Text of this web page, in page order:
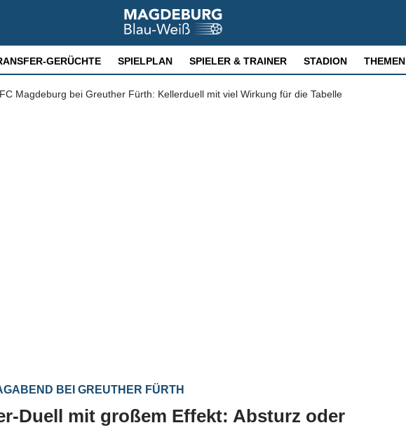
GERÜCHTE SPIELPLAN SPIELER & TRAINER STADION THEMEN
Magdeburg bei Greuther Fürth: Kellerduell mit viel Wirkung für die Tabelle
BEI GREUTHER FÜRTH
Duell mit großem Effekt: Absturz oder